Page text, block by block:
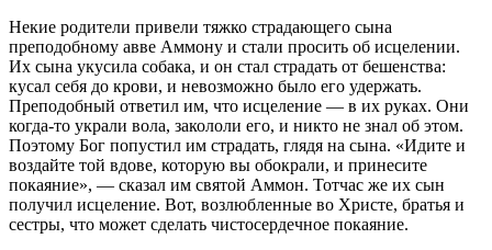
Некие родители привели тяжко страдающего сына
преподобному авве Аммону и стали просить об исцелении.
Их сына укусила собака, и он стал страдать от бешенства:
кусал себя до крови, и невозможно было его удержать.
Преподобный ответил им, что исцеление — в их руках. Они
когда-то украли вола, закололи его, и никто не знал об этом.
Поэтому Бог попустил им страдать, глядя на сына. «Идите и
воздайте той вдове, которую вы обокрали, и принесите
покаяние», — сказал им святой Аммон. Тотчас же их сын
получил исцеление. Вот, возлюбленные во Христе, братья и
сестры, что может сделать чистосердечное покаяние.